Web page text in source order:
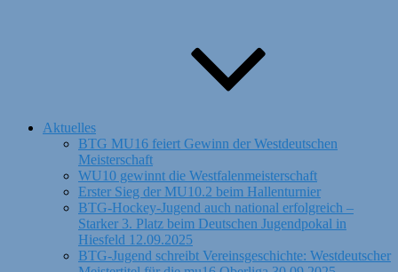
Aktuelles
BTG MU16 feiert Gewinn der Westdeutschen
Meisterschaft
WU10 gewinnt die Westfalenmeisterschaft
Erster Sieg der MU10.2 beim Hallenturnier
BTG-Hockey-Jugend auch national erfolgreich –
Starker 3. Platz beim Deutschen Jugendpokal in
Hiesfeld 12.09.2025
BTG-Jugend schreibt Vereinsgeschichte: Westdeutscher